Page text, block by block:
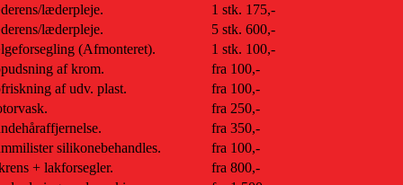
læderpleje.
1 stk. 175,-
læderpleje.
5 stk. 600,-
(Afmonteret).
1 stk. 100,-
af krom.
fra 100,-
af udv. plast.
fra 100,-
fra 250,-
fra 350,-
silikonebehandles.
fra 100,-
+ lakforsegler.
fra 800,-